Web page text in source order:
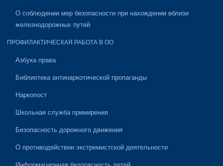
О соблюдении мер безопасности при нахождении вблизи
железнодорожных путей
ПРОФИЛАКТИЧЕСКАЯ РАБОТА В ОО
Азбука права
Библиотека антинаркотической пропаганды
Наркопост
Школьная служба примирения
Безопасность дорожного движения
О противодействии экстремистской деятельности